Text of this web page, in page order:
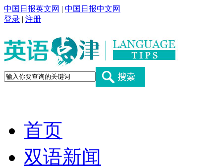
中国日报英文网 | 中国日报中文网
登录 | 注册
首页
双语新闻